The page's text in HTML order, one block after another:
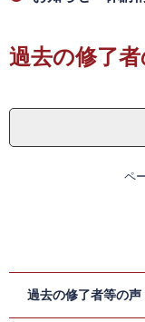
過去の修了
ペ
​​​過去の修了者等の声